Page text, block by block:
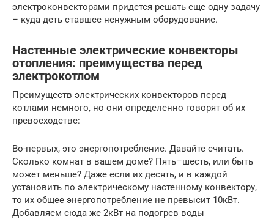
электроконвекторами придется решать еще одну задачу
– куда деть ставшее ненужным оборудование.
Настенные электрические конвекторы
отопления: преимущества перед
электрокотлом
Преимуществ электрических конвекторов перед
котлами немного, но они определенно говорят об их
превосходстве:
Во-первых, это энергопотребление. Давайте считать.
Сколько комнат в вашем доме? Пять–шесть, или быть
может меньше? Даже если их десять, и в каждой
установить по электрическому настенному конвектору,
то их общее энергопотребление не превысит 10кВт.
Добавляем сюда же 2кВт на подогрев воды